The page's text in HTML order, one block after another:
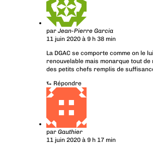
par Jean-Pierre Garcia
11 juin 2020 à 9 h 38 min
La DGAC se comporte comme on le
renouvelable mais monarque tout
des petits chefs remplis de
⮑ Répondre
par Gauthier
11 juin 2020 à 9 h 17 min